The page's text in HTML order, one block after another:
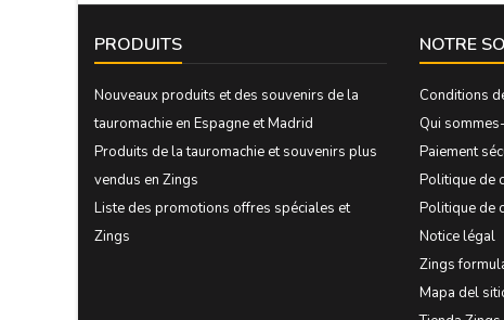
PRODUITS
Nouveaux produits et des souvenirs de la
tauromachie en Espagne et Madrid
Produits de la tauromachie et souvenirs plus
vendus en Zings
Liste des promotions offres spéciales et
Zings
NOTRE
Conditions
Qui
Paiement
Politique de
Politique de
Notice légal
Zings
Mapa del